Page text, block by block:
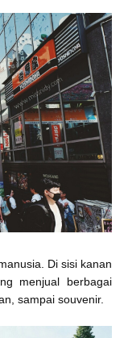
Di sisi kanan
menjual berbagai
sampai souvenir.